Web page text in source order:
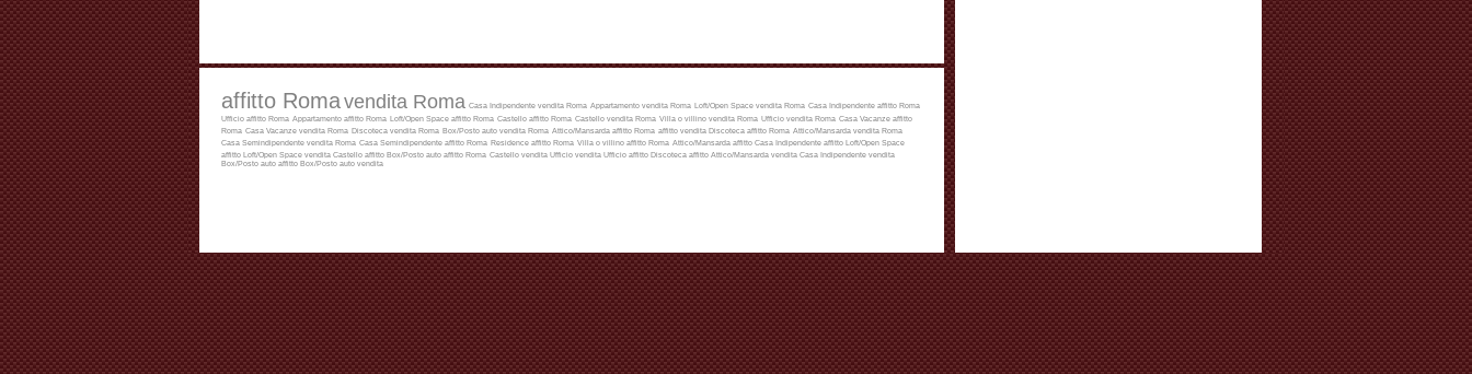
affitto Romavendita Roma Casa Indipendente vendita Roma Appartamento vendita Roma Loft/Open Space vendita Roma Casa Indipendente affitto Roma
Ufficio affitto Roma Appartamento affitto Roma Loft/Open Space affitto Roma Castello affitto Roma Castello vendita Roma Villa o villino vendita Roma Ufficio vendita Roma Casa Vacanze affitto
Roma Casa Vacanze vendita Roma Discoteca vendita Roma Box/Posto auto vendita Roma Attico/Mansarda affitto Roma affitto vendita Discoteca affitto Roma Attico/Mansarda vendita Roma
Casa Semindipendente vendita Roma Casa Semindipendente affitto Roma Residence affitto Roma Villa o villino affitto Roma Attico/Mansarda affitto Casa Indipendente affitto
Loft/Open Space
affitto
Loft/Open Space vendita Castello affitto Box/Posto auto affitto Roma Castello vendita Ufficio vendita Ufficio affitto Discoteca affitto Attico/Mansarda vendita Casa Indipendente vendita
Box/Posto auto affitto Box/Posto auto vendita